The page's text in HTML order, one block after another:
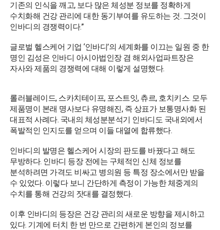
기존의 인식을 깨고, 보다 많은 체성분 정보를 정확하게
수치화해 건강 관리에 대한 동기부여를 유도하는 것. 그것이
인바디의 경쟁력이다.”
글로벌 헬스케어 기업 ‘인바디’의 세계화를 이끄는 일원 중 한
명인 김성은 인바디 아시아법인장 겸 해외사업파트장은
자사와 제품의 경쟁력에 대해 이렇게 설명했다.
롤러블레이드, 스카치테이프, 포스트잇, 츄르, 호치키스. 모두
제품명이 본래 명사보다 유명해진, 즉 상표가 보통명사화 된
대표적 사례다. 국내의 체성분분석기 인바디도 국내외에서
폭발적인 인지도를 얻으며 이들 대열에 합류했다.
인바디의 발명은 헬스케어 시장의 판도를 바꿨다고 해도
무방하다. 인바디 등장 전에는 구체적인 신체 정보를
분석하려면 가격도 비싸고 병의원 등 특정 장소에서만 받을
수 있었다. 이렇다 보니 간단하게 측정이 가능한 체중계의
수치를 통해 건강의 잣대를 결정했다.
이후 인바디의 등장은 건강 관리의 새로운 방향을 제시하고
있다. 기계에 터치 한 번 만으로 간편하게 본인의 정보를